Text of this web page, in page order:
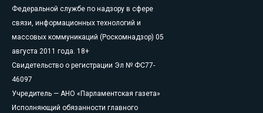
Федеральной службе по надзору в сфере
связи, информационных технологий и
массовых коммуникаций (Роскомнадзор) 05
августа 2011 года. 18+
Свидетельство о регистрации Эл № ФС77-
46097
Учредитель — АНО «Парламентская газета»
Исполняющий обязанности главного